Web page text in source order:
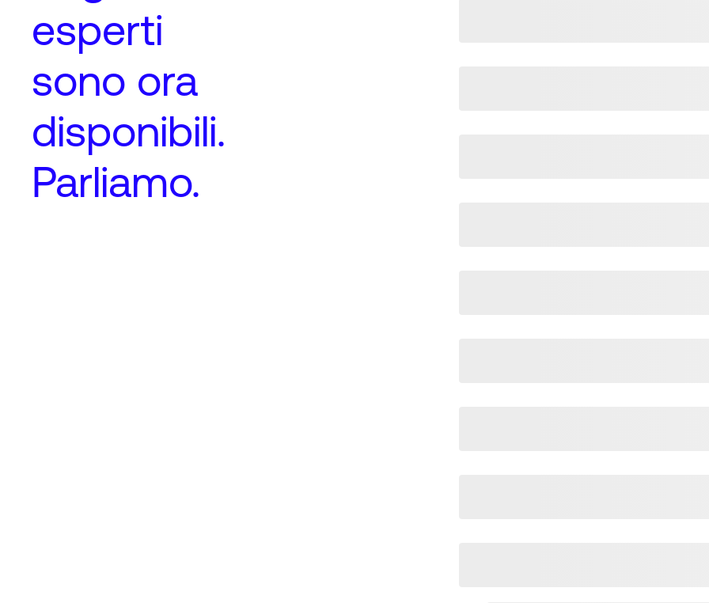
esperti
sono ora
disponibili.
Parliamo.